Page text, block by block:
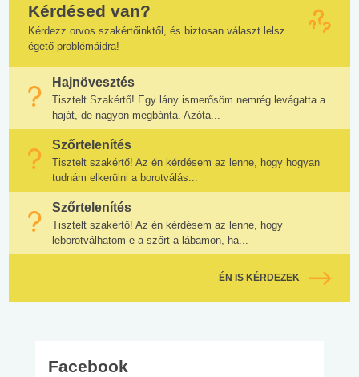
Kérdésed van?
Kérdezz orvos szakértőinktől, és biztosan választ lelsz
égető problémáidra!
Hajnövesztés
Tisztelt Szakértő! Egy lány ismerősöm nemrég levágatta a
haját, de nagyon megbánta. Azóta...
Szőrtelenítés
Tisztelt szakértő! Az én kérdésem az lenne, hogy hogyan
tudnám elkerülni a borotválás...
Szőrtelenítés
Tisztelt szakértő! Az én kérdésem az lenne, hogy
leborotválhatom e a szőrt a lábamon, ha...
ÉN IS KÉRDEZEK
Facebook